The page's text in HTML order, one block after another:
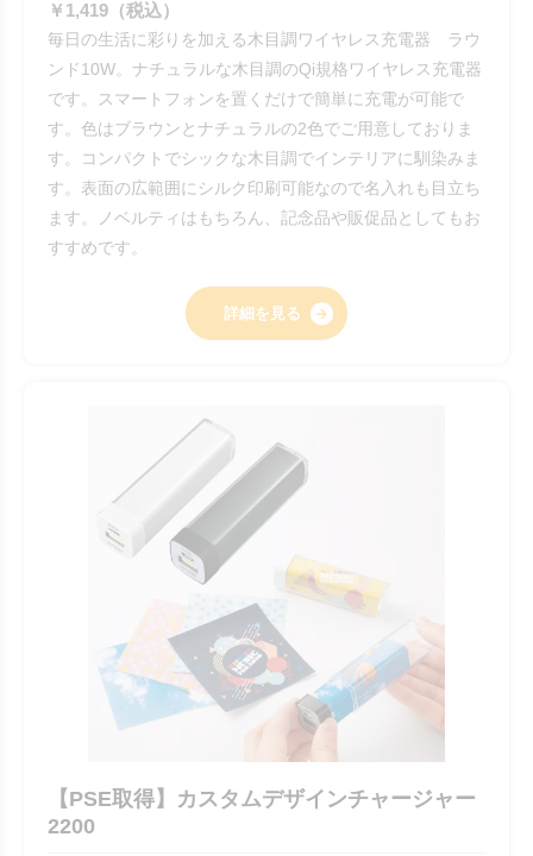
￥1,419（税込）
毎日の生活に彩りを加える木目調ワイヤレス充電器 ラウ
ンド10W。ナチュラルな木目調のQi規格ワイヤレス充電器
です。スマートフォンを置くだけで簡単に充電が可能で
す。色はブラウンとナチュラルの2色でご用意しておりま
す。コンパクトでシックな木目調でインテリアに馴染みま
す。表面の広範囲にシルク印刷可能なので名入れも目立ち
ます。ノベルティはもちろん、記念品や販促品としてもお
すすめです。
詳細を見る
【PSE取得】カスタムデザインチャージャー
2200